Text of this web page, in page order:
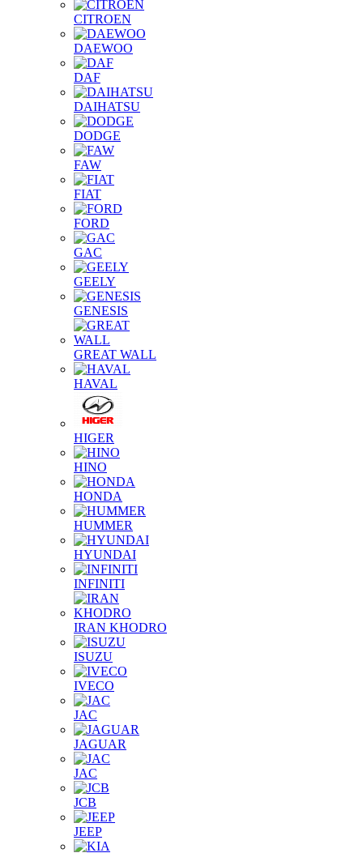
CITROEN
DAEWOO
DAF
DAIHATSU
DODGE
FAW
FIAT
FORD
GAC
GEELY
GENESIS
GREAT WALL
HAVAL
HIGER
HINO
HONDA
HUMMER
HYUNDAI
INFINITI
IRAN KHODRO
ISUZU
IVECO
JAC
JAGUAR
JAС
JCB
JEEP